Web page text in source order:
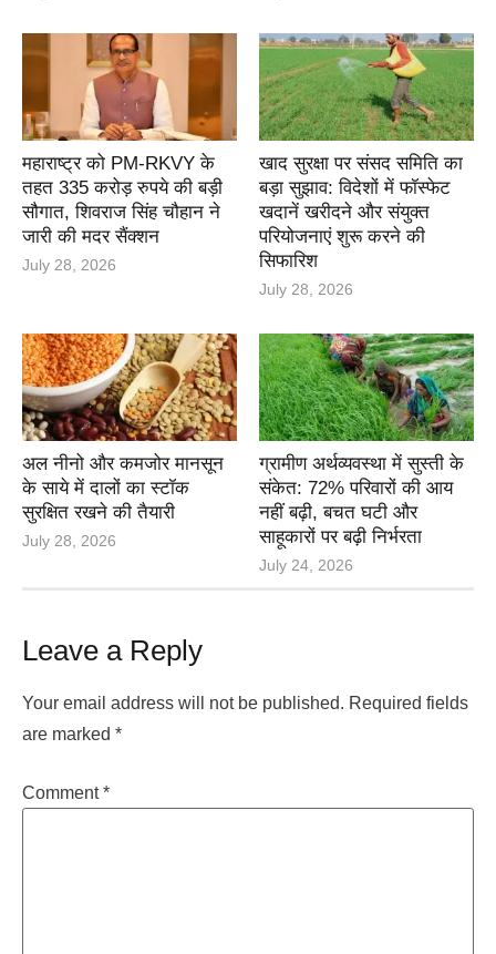
महाराष्ट्र को PM-RKVY के
तहत 335 करोड़ रुपये की बड़ी
सौगात, शिवराज सिंह चौहान ने
जारी की मदर सैंक्शन
July 28, 2026
खाद सुरक्षा पर संसद समिति का
बड़ा सुझाव: विदेशों में फॉस्फेट
खदानें खरीदने और संयुक्त
परियोजनाएं शुरू करने की
सिफारिश
July 28, 2026
अल नीनो और कमजोर मानसून
के साये में दालों का स्टॉक
सुरक्षित रखने की तैयारी
July 28, 2026
ग्रामीण अर्थव्यवस्था में सुस्ती के
संकेत: 72% परिवारों की आय
नहीं बढ़ी, बचत घटी और
साहूकारों पर बढ़ी निर्भरता
July 24, 2026
Leave a Reply
Your email address will not be published. Required fields
are marked *
Comment*